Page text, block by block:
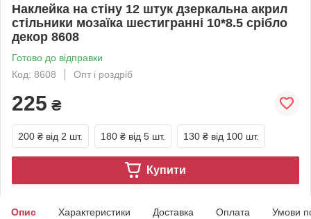
Наклейка на стіну 12 штук дзеркальна акрил
стільники мозаїка шестигранні 10*8.5 срібло
декор 8608
Готово до відправки
Код: 8608
Опт і роздріб
225 ₴
200 ₴ від 2 шт. 180 ₴ від 5 шт. 130 ₴ від 100 шт.
Купити
Опис Характеристики Доставка Оплата Умови